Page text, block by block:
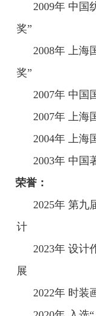
2009年 中国
奖”
2008年 上海
奖”
2007年 中国
2007年 上海
2004年 上海
2003年 中国
荣誉：
2025年 第九
计
2023年 设计
展
2022年 时装